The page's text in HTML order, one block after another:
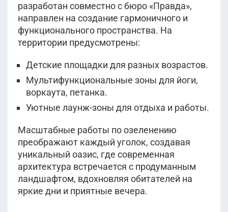
разработан совместно с бюро «Правда»,
направлен на создание гармоничного и
функционального пространства. На
территории предусмотрены:
Детские площадки для разных возрастов.
Мультифункциональные зоны для йоги,
воркаута, петанка.
Уютные лаунж-зоны для отдыха и работы.
Масштабные работы по озеленению
преображают каждый уголок, создавая
уникальный оазис, где современная
архитектура встречается с продуманным
ландшафтом, вдохновляя обитателей на
яркие дни и приятные вечера.